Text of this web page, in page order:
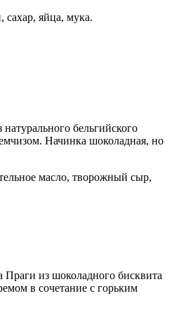
сахар, яйца, мука.
бельгийского
Начинка шоколадная, но
масло, творожный сыр,
Праги из шоколадного бисквита
в сочетание с горьким